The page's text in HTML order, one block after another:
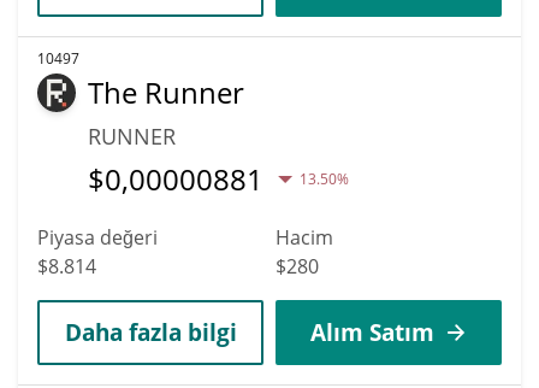
10497
The Runner
RUNNER
$0,00000881 13.50%
Piyasa değeri
$8.814
Hacim
$280
Daha fazla bilgi Alım Satım